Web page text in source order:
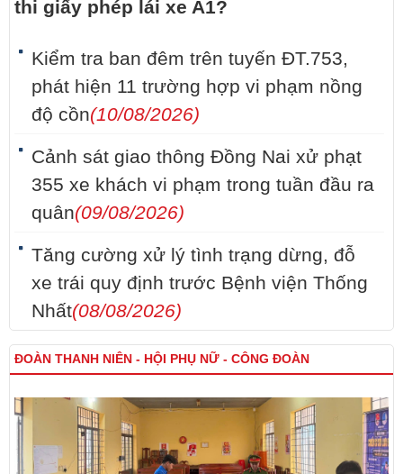
thi giấy phép lái xe A1?
Kiểm tra ban đêm trên tuyến ĐT.753,
phát hiện 11 trường hợp vi phạm nồng
độ cồn(10/08/2026)
Cảnh sát giao thông Đồng Nai xử phạt
355 xe khách vi phạm trong tuần đầu ra
quân(09/08/2026)
Tăng cường xử lý tình trạng dừng, đỗ
xe trái quy định trước Bệnh viện Thống
Nhất(08/08/2026)
ĐOÀN THANH NIÊN - HỘI PHỤ NỮ - CÔNG ĐOÀN